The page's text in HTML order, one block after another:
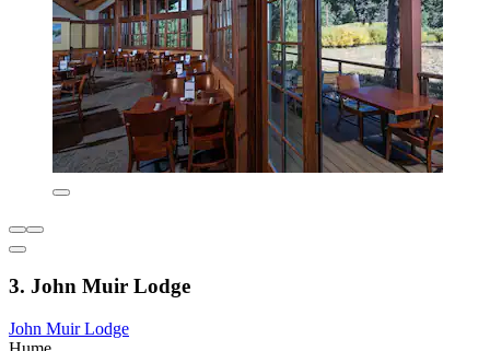
3. John Muir Lodge
John Muir Lodge